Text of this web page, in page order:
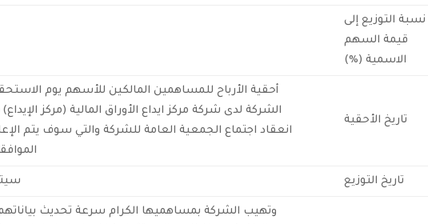
نسبة التوزيع إلى
قيمة السهم
الاسمية (%)
تاريخ الأحقية
أحقية الأرباح للمساهمين المالكين للأسهم يوم
الشركة لدى شركة مركز ايداع الأوراق المالية (مركز
انعقاد اجتماع الجمعية العامة للشركة والتي سوف يتم
تاريخ التوزيع
وتهيب الشركة بمساهميها الكرام سرعة تحديث